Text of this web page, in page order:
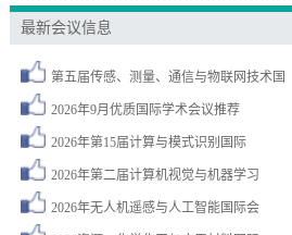
最新会议信息
第五届传感、测量、通信与物联网技术国
2026年9月优质国际学术会议推荐
2026年第15届计算与模式识别国际
2026年第二届计算机视觉与机器学习
2026年无人机遥感与人工智能国际会
张** 注册了 2026年应用数学、…
周** 注册了 2026年智能医学与…